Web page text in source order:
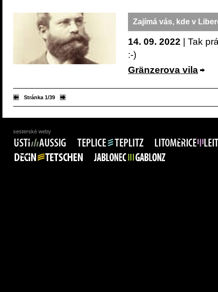
Zajímá vás, kde v
14. 09. 2022 | Tak
:-)
Gränzerova vila
Stránka 1/39
sesterské weby